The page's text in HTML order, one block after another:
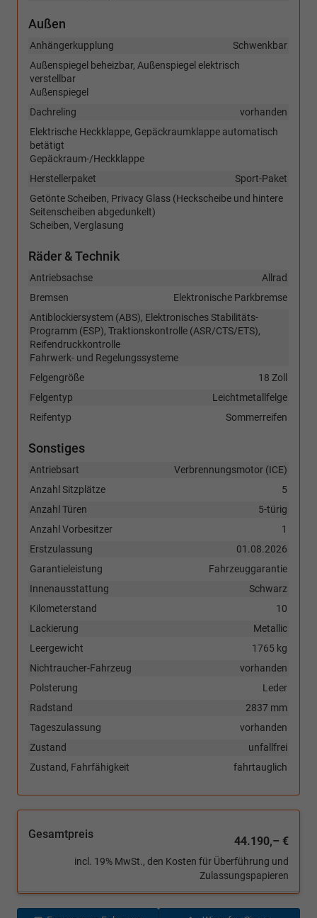
Außen
Schwenkbar
Anhängerkupplung
Außenspiegel beheizbar, Außenspiegel elektrisch
verstellbar
Außenspiegel
vorhanden
Dachreling
Elektrische Heckklappe, Gepäckraumklappe automatisch
betätigt
Gepäckraum-/Heckklappe
Sport-Paket
Herstellerpaket
Getönte Scheiben, Privacy Glass (Heckscheibe und hintere
Seitenscheiben abgedunkelt)
Scheiben, Verglasung
Räder & Technik
Allrad
Antriebsachse
Elektronische Parkbremse
Bremsen
Antiblockiersystem (ABS), Elektronisches Stabilitäts-
Programm (ESP), Traktionskontrolle (ASR/CTS/ETS),
Reifendruckkontrolle
Fahrwerk- und Regelungssysteme
18 Zoll
Felgengröße
Leichtmetallfelge
Felgentyp
Sommerreifen
Reifentyp
Sonstiges
Verbrennungsmotor (ICE)
Antriebsart
5
Anzahl Sitzplätze
5-türig
Anzahl Türen
1
Anzahl Vorbesitzer
01.08.2026
Erstzulassung
Fahrzeuggarantie
Garantieleistung
Schwarz
Innenausstattung
10
Kilometerstand
Metallic
Lackierung
1765 kg
Leergewicht
vorhanden
Nichtraucher-Fahrzeug
Leder
Polsterung
2837 mm
Radstand
vorhanden
Tageszulassung
unfallfrei
Zustand
fahrtauglich
Zustand, Fahrfähigkeit
Gesamtpreis
44.190,– €
incl. 19% MwSt., den Kosten für Überführung und
Zulassungspapieren